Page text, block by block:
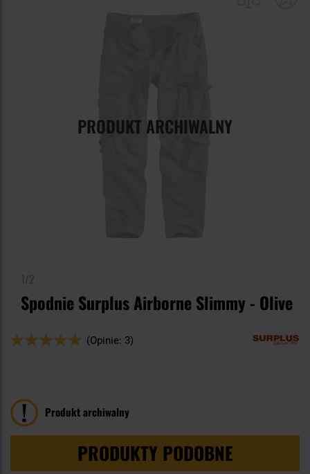
PRODUKT ARCHIWALNY
Spodnie Surplus Airborne Slimmy - Olive
Ocena:
(Opinie: 3)
Produkt archiwalny
PRODUKTY PODOBNE